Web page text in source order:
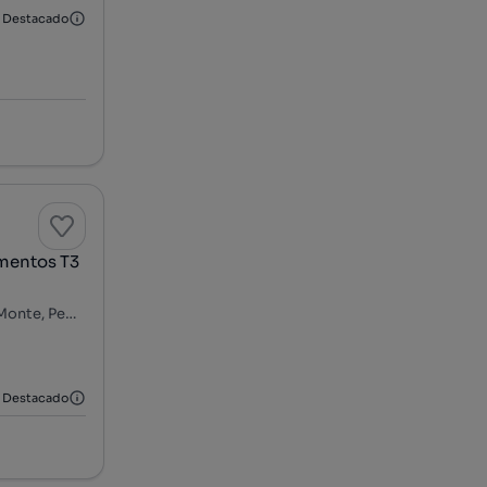
Destacado
T3
Vereda 1 da Estrada Romana - Senhora do Monte, Senhora do Monte, Pedroso e Seixezelo, Vila Nova de Gaia, Porto
Destacado